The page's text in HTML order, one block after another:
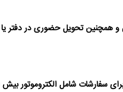
تحویل حضوری در دفتر یا